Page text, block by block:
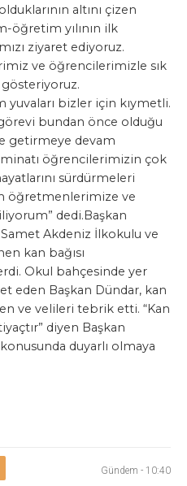
altını çizen
öğretim yılının ilk
ziyaret ediyoruz.
ve öğrencilerimizle sık
bizler için kıymetli.
bundan önce olduğu
getirmeye devam
öğrencilerimizin çok
sürdürmeleri
öğretmenlerimize ve
dedi.Başkan
Akdeniz İlkokulu ve
kan bağısı
Okul bahçesinde yer
eden Başkan Dündar, kan
ve velileri tebrik etti. “Kan
diyen Başkan
duyarlı olmaya
Gündem - 10:40